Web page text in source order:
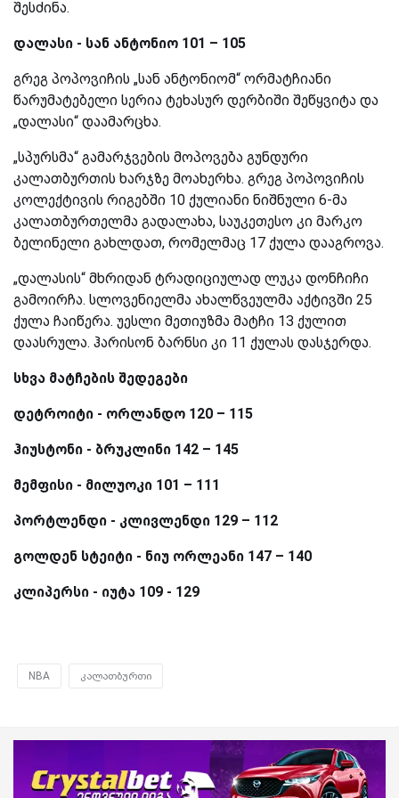
შესძინა.
დალასი - სან ანტონიო 101 – 105
გრეგ პოპოვიჩის „სან ანტონიომ“ ორმატჩიანი
წარუმატებელი სერია ტეხასურ დერბიში შეწყვიტა და
„დალასი“ დაამარცხა.
„სპურსმა“ გამარჯვების მოპოვება გუნდური
კალათბურთის ხარჯზე მოახერხა. გრეგ პოპოვიჩის
კოლექტივის რიგებში 10 ქულიანი ნიშნული 6-მა
კალათბურთელმა გადალახა, საუკეთესო კი მარკო
ბელინელი გახლდათ, რომელმაც 17 ქულა დააგროვა.
„დალასის“ მხრიდან ტრადიციულად ლუკა დონჩიჩი
გამოირჩა. სლოვენიელმა ახალწვეულმა აქტივში 25
ქულა ჩაიწერა. უესლი მეთიუზმა მატჩი 13 ქულით
დაასრულა. ჰარისონ ბარნსი კი 11 ქულას დასჯერდა.
სხვა მატჩების შედეგები
დეტროიტი - ორლანდო 120 – 115
ჰიუსტონი - ბრუკლინი 142 – 145
მემფისი - მილუოკი 101 – 111
პორტლენდი - კლივლენდი 129 – 112
გოლდენ სტეიტი - ნიუ ორლეანი 147 – 140
კლიპერსი - იუტა 109 - 129
NBA კალათბურთი